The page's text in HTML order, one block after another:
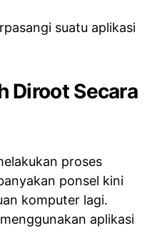
suatu aplikasi
Diroot Secara
proses
ponsel kini
komputer lagi.
aplikasi